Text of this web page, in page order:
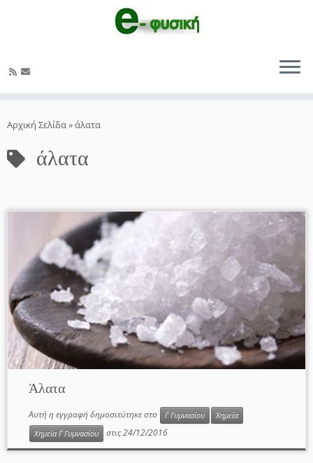
στο
Αρχική Σελίδα»άλατα
άλατα
Άλατα
Αυτή η εγγραφή δημοσιεύτηκε στο Γ΄ Γυμνασίου
Χημεία
Χημεία Γ΄ Γυμνασίου
στις24/12/2016